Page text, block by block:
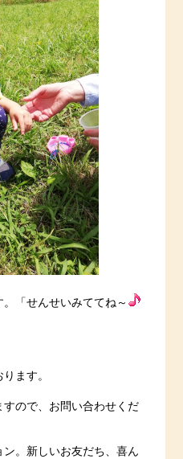
「せんせいみててね～
ます。
すので、お問い合わせくだ
。新しいお友だち、喜ん